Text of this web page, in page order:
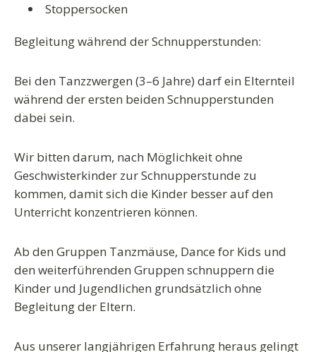
Stoppersocken
Begleitung während der Schnupperstunden:
Bei den Tanzzwergen (3–6 Jahre) darf ein Elternteil
während der ersten beiden Schnupperstunden
dabei sein.
Wir bitten darum, nach Möglichkeit ohne
Geschwisterkinder zur Schnupperstunde zu
kommen, damit sich die Kinder besser auf den
Unterricht konzentrieren können.
Ab den Gruppen Tanzmäuse, Dance for Kids und
den weiterführenden Gruppen schnuppern die
Kinder und Jugendlichen grundsätzlich ohne
Begleitung der Eltern.
Aus unserer langjährigen Erfahrung heraus gelingt